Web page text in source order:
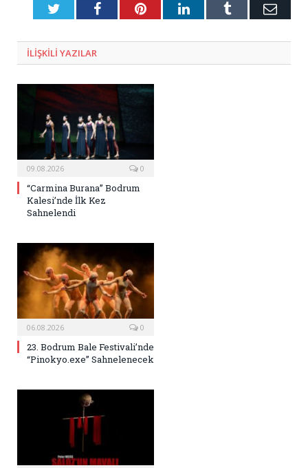
TwitterFacebookPinterestLinkedInTumblr E-
ILIŞKILI YAZILAR
09.08.2026 0
“Carmina Burana” Bodrum
Kalesi’nde İlk Kez
Sahnelendi
06.08.2026 0
23. Bodrum Bale Festivali’nde
“Pinokyo.exe” Sahnelenecek